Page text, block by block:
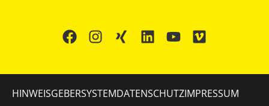
HINWEISGEBERSYSTEMDATENSCHUTZIMPRESSUM